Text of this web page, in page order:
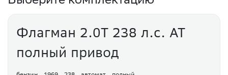
Флагман 2.0Т 238 л.с. АТ
полный привод